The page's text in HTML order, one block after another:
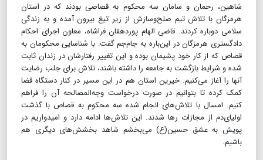
شاهین، رحمان و سامان سه محکوم به قصاصی بودند که در استان
هرمزگان با تلاش تیم صلح‌و‌سازش از زیر تیغ بیرون آمده و به زندگی
سلامی دوباره کردند. قاضی الهام پوردهقان فراشاه، معاون اجرای احکام
دادگستری هرمزگان در این‌باره به جام‌جم گفت‌: با شناسایی محکومان به
قصاص که از کار خود پشیمان بوده و این تغییر رفتارشان در زندان ثابت
شده و شرایط بازگشت به جامعه را داشته باشند، تلاش برای جلب رضایت
آنها را آغاز می‌کنیم. خیرین استان هم در این مسیر در کنار دستگاه قضا
کمک کرده تا بتوانیم در صورت درخواست وجه‌المصالحه آن را فراهم
کنیم. امسال با تلاش‌های انجام شده سه محکوم به قصاص با گذشت
اولیای‌دم از مجازات رها شدند. این تلاش‌ها ادامه دارد و امیدواریم در
پویش به عشق حسین(ع) می‌بخشم شاهد بخشش‌های دیگری هم
باشیم.